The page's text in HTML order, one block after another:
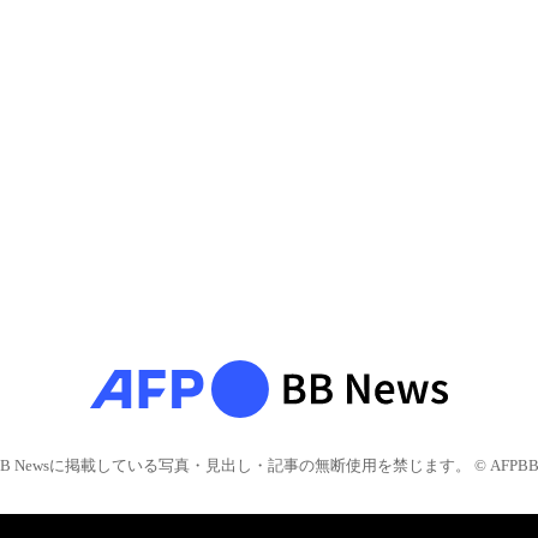
Newsに掲載している写真・見出し・記事の無断使用を禁じます。 © AFPBB